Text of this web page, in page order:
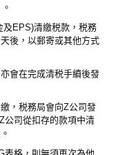
。
及EPS)清繳税款，税務
後，以郵寄或其他方式
會在完成清税手續後發
，税務局會向Z公司發
公司從扣存的款項中清
。